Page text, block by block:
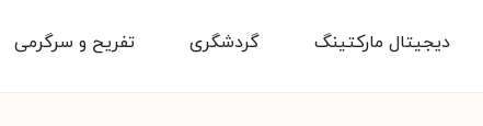
تفریح و سرگرمی گردشگری دیجیتال مارکتینگ